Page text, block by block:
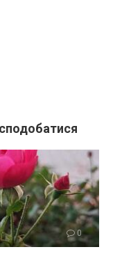
0